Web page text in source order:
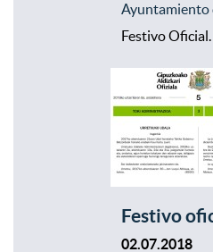
Ayuntamiento
Festivo Oficial.
Festivo
02.07.2018